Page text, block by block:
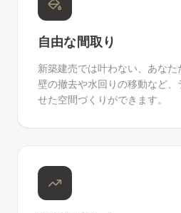
自由な間取り
新築建売では叶わない、あなた
壁の撤去や水回りの移動など
せた空間づくりができます。